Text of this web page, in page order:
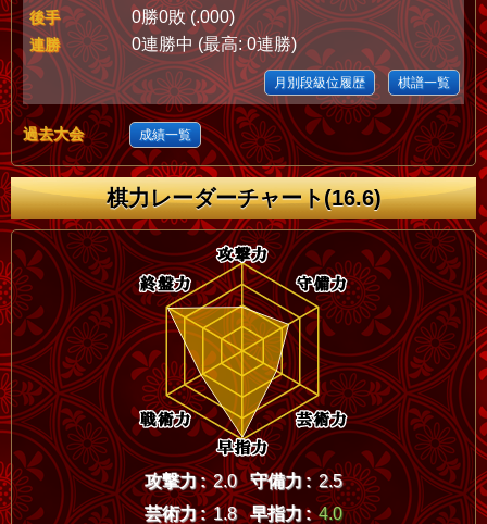
後手 0勝0敗 (.000)
連勝 0連勝中 (最高: 0連勝)
月別段級位履歴 棋譜一覧
過去大会 成績一覧
棋力レーダーチャート(16.6)
攻撃力 : 2.0 守備力 : 2.5
芸術力 : 1.8 早指力 : 4.0